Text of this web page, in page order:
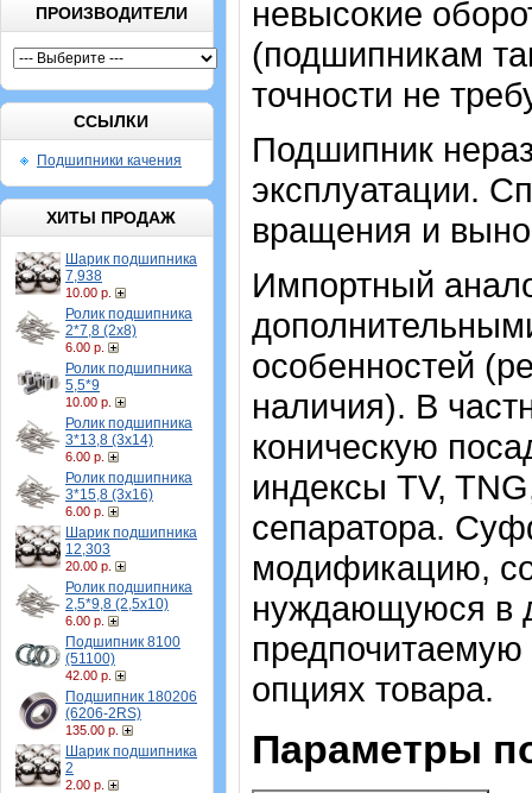
ПРОИЗВОДИТЕЛИ
ССЫЛКИ
Подшипники качения
ХИТЫ ПРОДАЖ
Шарик подшипника
7,938
10.00 р.
Ролик подшипника
2*7,8 (2х8)
6.00 р.
Ролик подшипника
5,5*9
10.00 р.
Ролик подшипника
3*13,8 (3х14)
6.00 р.
Ролик подшипника
3*15,8 (3х16)
6.00 р.
Шарик подшипника
12,303
20.00 р.
Ролик подшипника
2,5*9,8 (2,5х10)
6.00 р.
Подшипник 8100
(51100)
42.00 р.
Подшипник 180206
(6206-2RS)
135.00 р.
Шарик подшипника
2
2.00 р.
невысокие
(подшипникам
точности не
Подшипник
эксплуатации.
вращения и
Импортный
особенностей
наличия). В
коническую
индексы TV,
сепаратора.
модификацию,
нуждающуюся в
опциях товара.
Параметры